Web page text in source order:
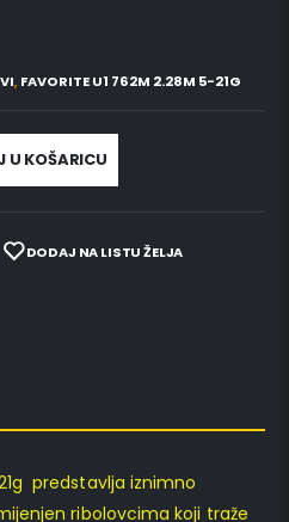
, FAVORITE U1 762M 2.28M 5-21G
U KOŠARICU
DODAJ NA LISTU ŽELJA
predstavlja iznimno
ribolovcima koji traže